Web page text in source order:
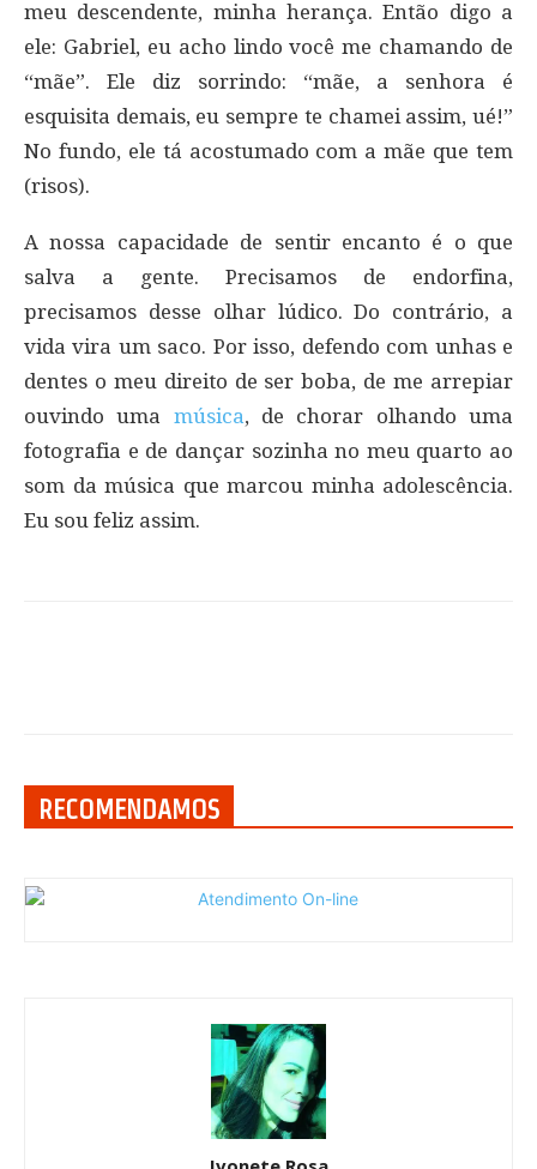
meu descendente, minha herança. Então digo a
ele: Gabriel, eu acho lindo você me chamando de
“mãe”. Ele diz sorrindo: “mãe, a senhora é
esquisita demais, eu sempre te chamei assim, ué!”
No fundo, ele tá acostumado com a mãe que tem
(risos).
A nossa capacidade de sentir encanto é o que
salva a gente. Precisamos de endorfina,
precisamos desse olhar lúdico. Do contrário, a
vida vira um saco. Por isso, defendo com unhas e
dentes o meu direito de ser boba, de me arrepiar
ouvindo uma música, de chorar olhando uma
fotografia e de dançar sozinha no meu quarto ao
som da música que marcou minha adolescência.
Eu sou feliz assim.
RECOMENDAMOS